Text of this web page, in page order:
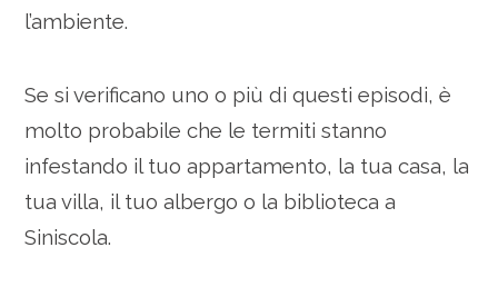
l’ambiente.
Se si verificano uno o più di questi episodi, è
molto probabile che le termiti stanno
infestando il tuo appartamento, la tua casa, la
tua villa, il tuo albergo o la biblioteca a
Siniscola.